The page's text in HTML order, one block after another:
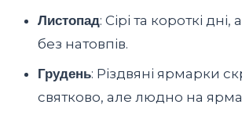
Листопад: Сірі та короткі
без натовпів.
Грудень: Різдвяні ярмарки
святково, але людно на